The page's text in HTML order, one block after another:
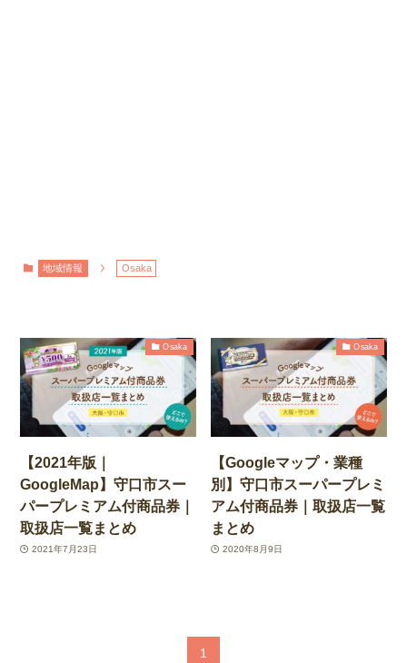
地域情報 Osaka
Osaka
【2021年版｜
GoogleMap】守口市スー
パープレミアム付商品券｜
取扱店一覧まとめ
2021年7月23日
Osaka
【Googleマップ・業種
別】守口市スーパープレミ
アム付商品券｜取扱店一覧
まとめ
2020年8月9日
1